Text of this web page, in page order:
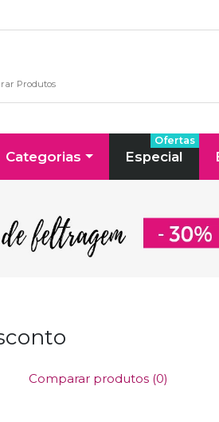
Categorias Especial
Ofertas
Comparar produtos (0)